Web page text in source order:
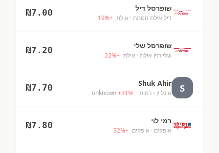
שופרסל דיל
דיל אילת הסתת · אילת +
19%
₪7.00
שופרסל שלי
שלי רזין אילת · אילת +
22%
₪7.20
S
Shuk Ahir
אונליין - רמות · unknown
+31%
₪7.70
רמי לוי
אופקים · אופקים +
32%
₪7.80